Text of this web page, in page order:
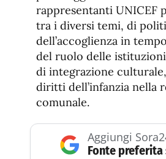
rappresentanti UNICEF
tra i diversi temi, di
dell’accoglienza in
del ruolo delle
di integrazione
diritti dell’infanzia nella
comunale.
Aggiungi
Fonte preferita